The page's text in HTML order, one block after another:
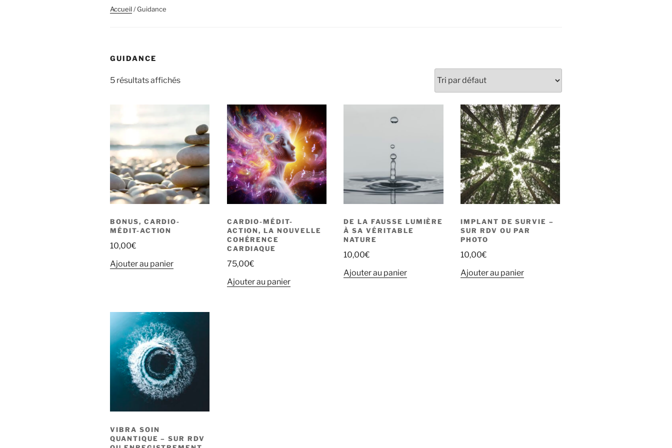
Accueil/ Guidance
GUIDANCE
5 résultats affichés
BONUS, CARDIO-
MÉDIT-ACTION
10,00€
Ajouter au panier
CARDIO-MÉDIT-
ACTION, LA NOUVELLE
COHÉRENCE
CARDIAQUE
75,00€
Ajouter au panier
DE LA FAUSSE LUMIÈRE
À SA VÉRITABLE
NATURE
10,00€
Ajouter au panier
IMPLANT DE SURVIE –
SUR RDV OU PAR
PHOTO
10,00€
Ajouter au panier
VIBRA SOIN
QUANTIQUE – SUR RDV